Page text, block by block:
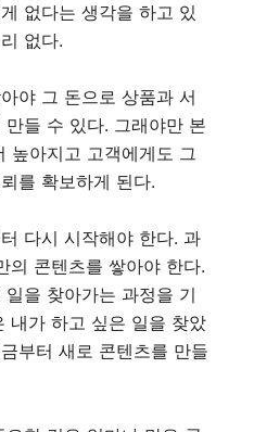
없다는 생각을 하고 있
없다.
야 그 돈으로 상품과 서
들 수 있다. 그래야만 본
높아지고 고객에게도 그
를 확보하게 된다.
다시 시작해야 한다. 과
의 콘텐츠를 쌓아야 한다.
을 찾아가는 과정을 기
내가 하고 싶은 일을 찾았
부터 새로 콘텐츠를 만들